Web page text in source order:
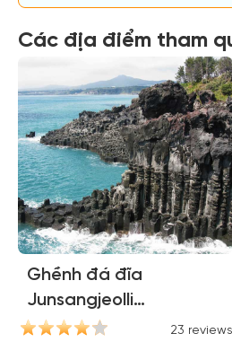
Các địa điểm tham
Ghềnh đá đĩa
Junsangjeolli
(Jusangjeolli Cliffs)23 reviews